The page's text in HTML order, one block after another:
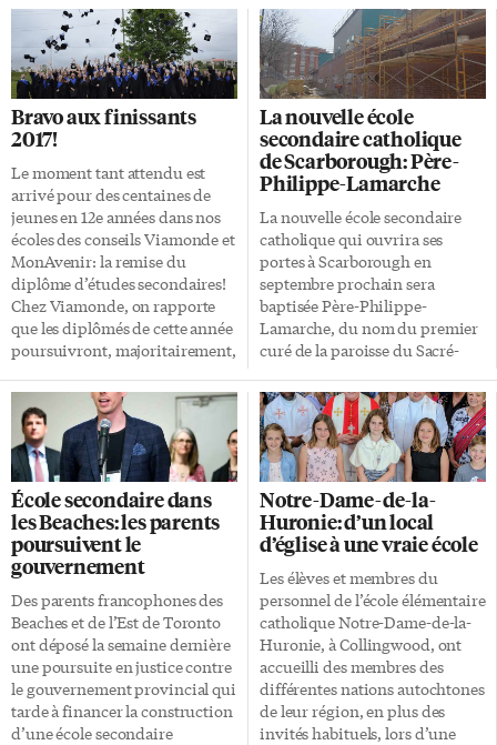
Bravo aux finissants
2017!
Le moment tant attendu est
arrivé pour des centaines de
jeunes en 12e années dans nos
écoles des conseils Viamonde et
MonAvenir: la remise du
diplôme d’études secondaires!
Chez Viamonde, on rapporte
que les diplômés de cette année
poursuivront, majoritairement,
«dans de prestigieuses
universités canadiennes ou
internationales telles
l’Université d’Ottawa, U of T et
Ryerson à Toronto, McGill et
Concordia à Montréal,
l’université internationale de
Floride ou le Royal College of
Surgeons en Irelande». D’autres
élèves se dirigeront vers des
collèges tels que Boréal, George
Brown ou Humber. «Elles et ils
comptent étudier dans une
large variété […]
La nouvelle école
secondaire catholique
de Scarborough: Père-
Philippe-Lamarche
La nouvelle école secondaire
catholique qui ouvrira ses
portes à Scarborough en
septembre prochain sera
baptisée Père-Philippe-
Lamarche, du nom du premier
curé de la paroisse du Sacré-
s’est consacré jusqu’à sa mort en
1924. Cette nouvelle appellation
a été entérinée lors de la
réunion du Conseil scolaire
catholique MonAvenir le 20
juin. Il y a 130 ans Le père
Philippe Lamarche est arrivé à
Toronto il y a 130 ans, le 24 juin
1887, et il a célébré deux jours
plus tard les premiers offices
religieux en français. C’est sous
sa gouverne que les premières
[…]
École secondaire dans
les Beaches: les parents
poursuivent le
gouvernement
Des parents francophones des
Beaches et de l’Est de Toronto
ont déposé la semaine dernière
une poursuite en justice contre
le gouvernement provincial qui
tarde à financer la construction
d’une école secondaire
Notre-Dame-de-la-
Huronie: d’un local
d’église à une vraie école
Les élèves et membres du
personnel de l’école élémentaire
catholique Notre-Dame-de-la-
Huronie, à Collingwood, ont
accueilli des membres des
différentes nations autochtones
de leur région, en plus des
invités habituels, lors d’une